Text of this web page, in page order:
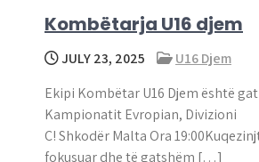
Kombëtarja U16 djem
JULY 23, 2025
U16 Djem
Ekipi Kombëtar U16 Djem është
Kampionatit Evropian, Divizioni
C! Shkodër Malta Ora
fokusuar dhe të gatshëm […]